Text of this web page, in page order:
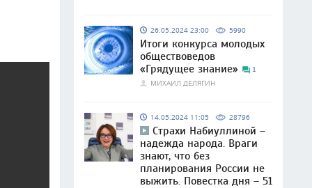
26.05.2024 23:00 5990
Итоги конкурса молодых
обществоведов
«Грядущее знание»
1
МИХАИЛ ДЕЛЯГИН
14.05.2024 11:05 28796
Страхи Набиуллиной –
надежда народа. Враги
знают, что без
планирования России не
выжить. Повестка дня – 51